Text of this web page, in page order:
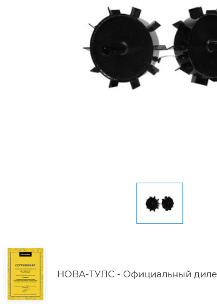
НОВА-ТУЛС - Официальный